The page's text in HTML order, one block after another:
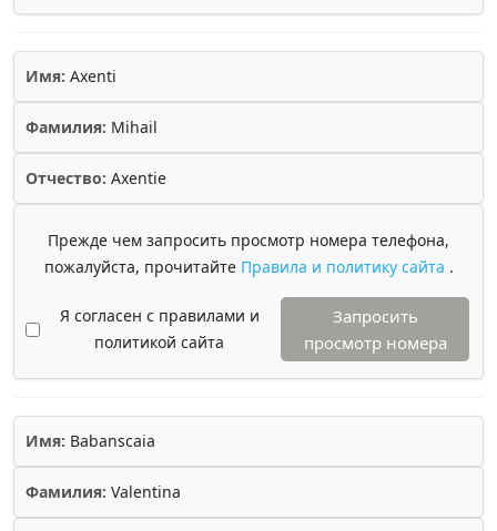
Имя: Axenti
Фамилия: Mihail
Отчество: Axentie
Прежде чем запросить просмотр номера телефона,
пожалуйста, прочитайте Правила и политику сайта .
Я согласен с правилами и
политикой сайта
Запросить
просмотр номера
Имя: Babanscaia
Фамилия: Valentina